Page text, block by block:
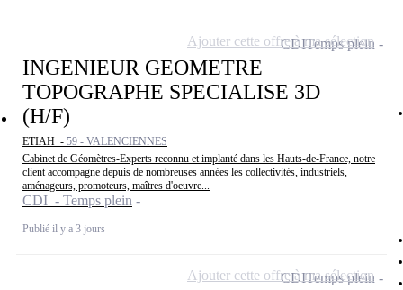
INGENIEUR GEOMETRE
TOPOGRAPHE SPECIALISE 3D
(H/F)
ETIAH - 59 - VALENCIENNES
Cabinet de Géomètres-Experts reconnu et implanté dans les Hauts-de-France, notre
client accompagne depuis de nombreuses années les collectivités, industriels,
aménageurs, promoteurs, maîtres d'oeuvre...
CDI - Temps plein
Publié il y a 3 jours
CDITemps plein
Ajouter cette offre à ma sélection
CDITemps plein
Ajouter cette offre à ma sélection